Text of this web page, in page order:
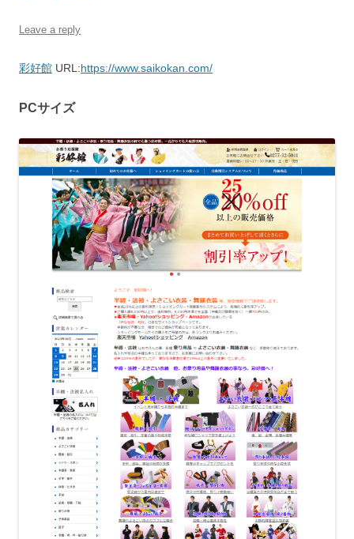
Leave a reply
彩好館 URL:https://www.saikokan.com/
PCサイズ